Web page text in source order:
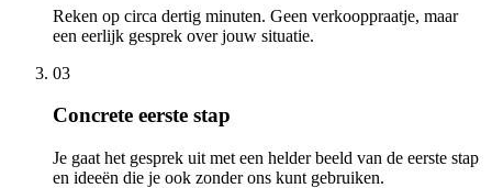
Reken op circa dertig minuten. Geen verkooppraatje, maar
een eerlijk gesprek over jouw situatie.
03
Concrete eerste stap
Je gaat het gesprek uit met een helder beeld van de eerste stap
en ideeën die je ook zonder ons kunt gebruiken.